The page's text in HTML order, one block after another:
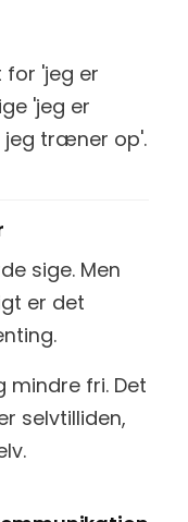
for 'jeg er
'jeg er
jeg træner op'.
sige. Men
er det
fri. Det
selvtilliden,